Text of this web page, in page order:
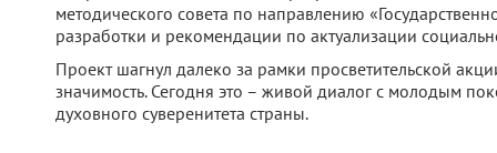
методического совета по направлению
разработки и рекомендации по актуализации
Проект шагнул далеко за рамки просветительской
значимость. Сегодня это – живой диалог с молодым
духовного суверенитета страны.